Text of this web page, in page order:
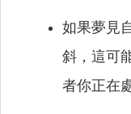
如果夢見
斜，這可
者你正在